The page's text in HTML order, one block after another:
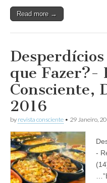
Read more →
que Fazer?-
Consciente,
2016
by revista consciente • 29 Janeiro,
-